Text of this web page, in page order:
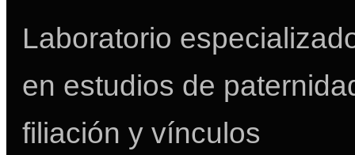
Laboratorio
en estudios de
filiación y vínculos